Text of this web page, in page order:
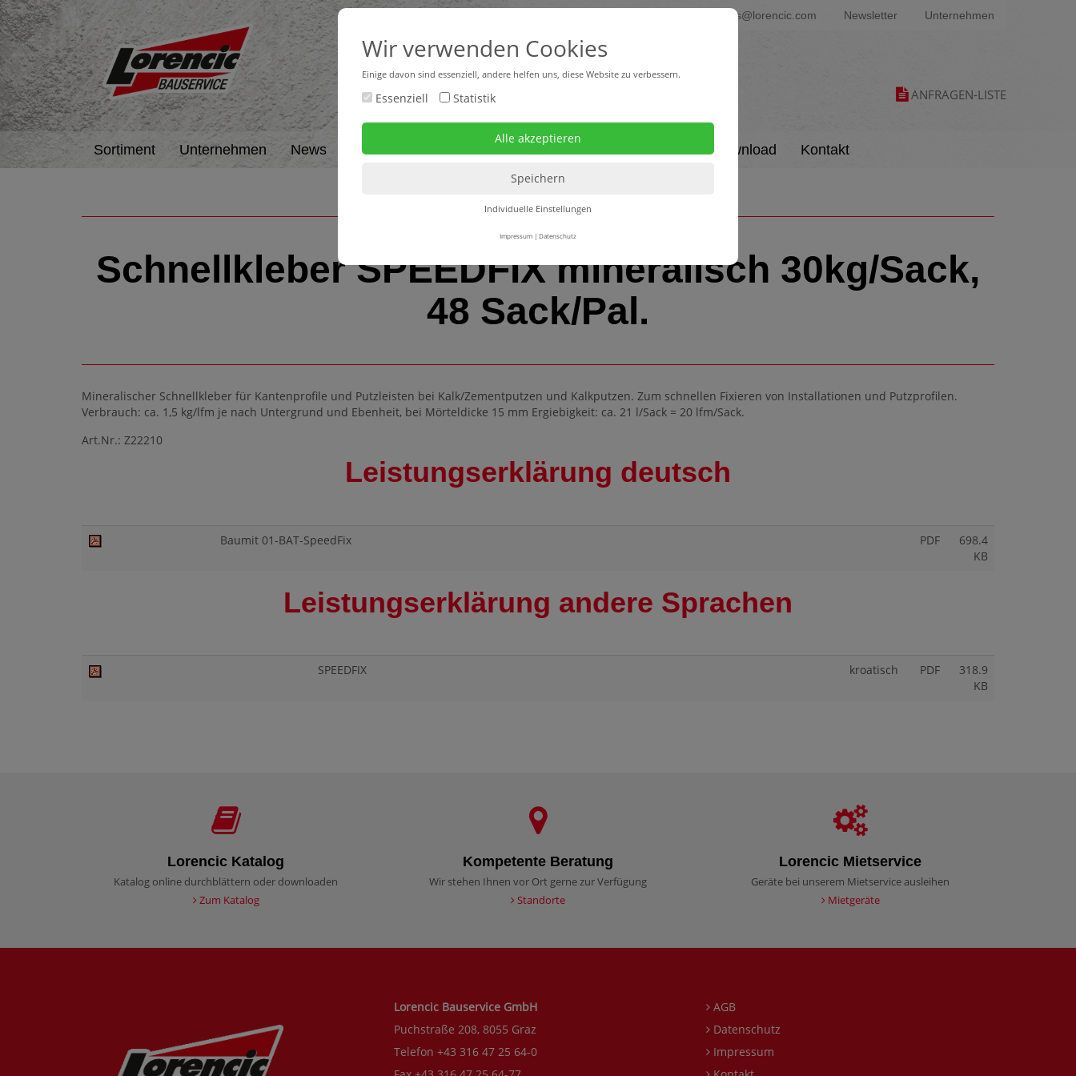
headquarters@lorencic.com Newsletter Unternehmen
ANFRAGEN-LISTE
Sortiment Unternehmen News Abverkauf neu + gebraucht Download Kontakt
Schnellkleber SPEEDFIX mineralisch 30kg/Sack,
48 Sack/Pal.
Mineralischer Schnellkleber für Kantenprofile und Putzleisten bei Kalk/Zementputzen und Kalkputzen. Zum schnellen Fixieren von Installationen und Putzprofilen.
Verbrauch: ca. 1,5 kg/lfm je nach Untergrund und Ebenheit, bei Mörteldicke 15 mm Ergiebigkeit: ca. 21 l/Sack = 20 lfm/Sack.
Art.Nr.: Z22210
Leistungserklärung deutsch
Baumit 01-BAT-SpeedFix PDF
698.4
KB
Leistungserklärung andere Sprachen
SPEEDFIX kroatisch PDF
318.9
KB
Lorencic Katalog
Katalog online durchblättern oder downloaden
Zum Katalog
Kompetente Beratung
Wir stehen Ihnen vor Ort gerne zur Verfügung
Standorte
Lorencic Mietservice
Geräte bei unserem Mietservice ausleihen
Mietgeräte
Lorencic Bauservice GmbH
Puchstraße 208, 8055 Graz
Telefon +43 316 47 25 64-0
AGB
Datenschutz
Impressum
Wir verwenden Cookies
Einige davon sind essenziell, andere helfen uns, diese Website zu verbessern.
Essenziell Statistik
Individuelle Einstellungen
Impressum | Datenschutz